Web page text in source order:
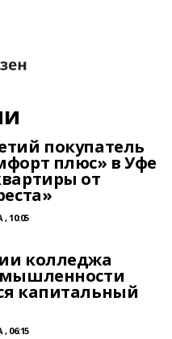
покупатель
плюс» в Уфе
от
, 10:05
колледжа
капитальный
, 06:15